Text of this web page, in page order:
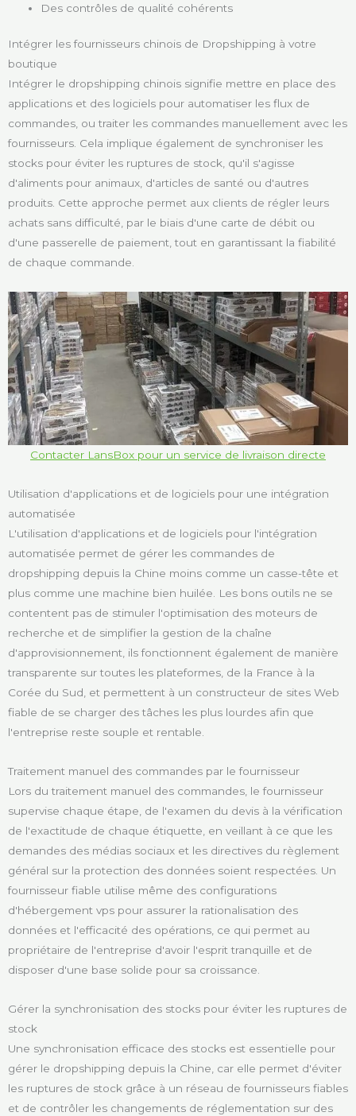
Des contrôles de qualité cohérents
Intégrer les fournisseurs chinois de Dropshipping à votre
boutique
Intégrer le dropshipping chinois signifie mettre en place des
applications et des logiciels pour automatiser les flux de
commandes, ou traiter les commandes manuellement avec les
fournisseurs. Cela implique également de synchroniser les
stocks pour éviter les ruptures de stock, qu'il s'agisse
d'aliments pour animaux, d'articles de santé ou d'autres
produits. Cette approche permet aux clients de régler leurs
achats sans difficulté, par le biais d'une carte de débit ou
d'une passerelle de paiement, tout en garantissant la fiabilité
de chaque commande.
Contacter LansBox pour un service de livraison directe
Utilisation d'applications et de logiciels pour une intégration
automatisée
L'utilisation d'applications et de logiciels pour l'intégration
automatisée permet de gérer les commandes de
dropshipping depuis la Chine moins comme un casse-tête et
plus comme une machine bien huilée. Les bons outils ne se
contentent pas de stimuler l'optimisation des moteurs de
recherche et de simplifier la gestion de la chaîne
d'approvisionnement, ils fonctionnent également de manière
transparente sur toutes les plateformes, de la France à la
Corée du Sud, et permettent à un constructeur de sites Web
fiable de se charger des tâches les plus lourdes afin que
l'entreprise reste souple et rentable.
Traitement manuel des commandes par le fournisseur
Lors du traitement manuel des commandes, le fournisseur
supervise chaque étape, de l'examen du devis à la vérification
de l'exactitude de chaque étiquette, en veillant à ce que les
demandes des médias sociaux et les directives du règlement
général sur la protection des données soient respectées. Un
fournisseur fiable utilise même des configurations
d'hébergement vps pour assurer la rationalisation des
données et l'efficacité des opérations, ce qui permet au
propriétaire de l'entreprise d'avoir l'esprit tranquille et de
disposer d'une base solide pour sa croissance.
Gérer la synchronisation des stocks pour éviter les ruptures de
stock
Une synchronisation efficace des stocks est essentielle pour
gérer le dropshipping depuis la Chine, car elle permet d'éviter
les ruptures de stock grâce à un réseau de fournisseurs fiables
et de contrôler les changements de réglementation sur des